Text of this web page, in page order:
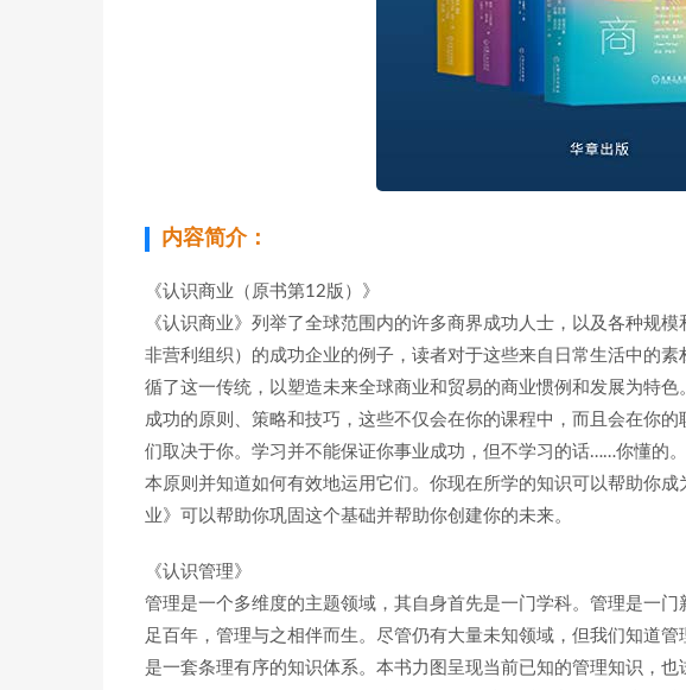
内容简介：
《认识商业（原书第12版）》
《认识商业》列举了全球范围内的许多商界成功人士，以及各种规
非营利组织）的成功企业的例子，读者对于这些来自日常生活中的
循了这一传统，以塑造未来全球商业和贸易的商业惯例和发展为特
成功的原则、策略和技巧，这些不仅会在你的课程中，而且会在你
们取决于你。学习并不能保证你事业成功，但不学习的话……你懂的
本原则并知道如何有效地运用它们。你现在所学的知识可以帮助你
业》可以帮助你巩固这个基础并帮助你创建你的未来。
《认识管理》
管理是一个多维度的主题领域，其自身首先是一门学科。管理是一
足百年，管理与之相伴而生。尽管仍有大量未知领域，但我们知道
是一套条理有序的知识体系。本书力图呈现当前已知的管理知识，